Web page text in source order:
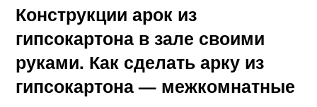
Конструкции арок из
гипсокартона в зале своими
руками. Как сделать арку из
гипсокартона — межкомнатные